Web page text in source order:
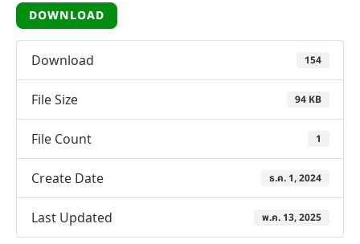
DOWNLOAD
Download 154
File Size 94 KB
File Count 1
Create Date ธ.ค. 1, 2024
Last Updated พ.ค. 13, 2025